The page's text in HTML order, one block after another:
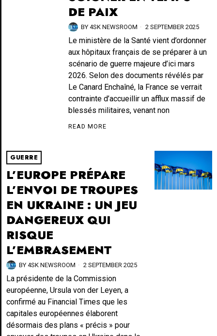
DE PAIX
BY 4SK NEWSROOM 2 SEPTEMBER 2025
Le ministère de la Santé vient d’ordonner
aux hôpitaux français de se préparer à un
scénario de guerre majeure d’ici mars
2026. Selon des documents révélés par
Le Canard Enchaîné, la France se verrait
contrainte d’accueillir un afflux massif de
blessés militaires, venant non
READ MORE
GUERRE
L’EUROPE PRÉPARE
L’ENVOI DE TROUPES
EN UKRAINE : UN JEU
DANGEREUX QUI
RISQUE
L’EMBRASEMENT
BY 4SK NEWSROOM 2 SEPTEMBER 2025
La présidente de la Commission
européenne, Ursula von der Leyen, a
confirmé au Financial Times que les
capitales européennes élaborent
désormais des plans « précis » pour